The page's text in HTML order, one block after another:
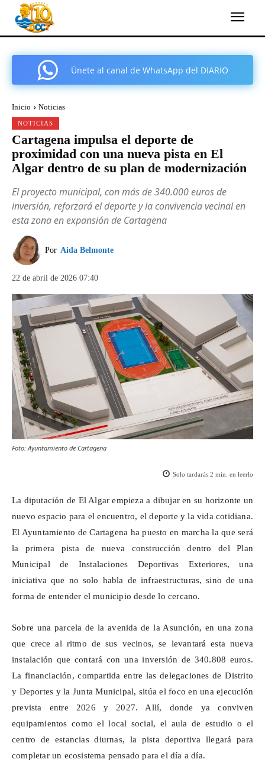
Únete al canal de WhatsApp del DIARIO
Inicio Noticias
NOTICIAS
Cartagena impulsa el deporte de
proximidad con una nueva pista en El
Algar dentro de su plan de modernización
El proyecto municipal, con más de 340.000 euros de
inversión, reforzará el deporte y la convivencia vecinal en
esta zona en expansión de Cartagena
Por Aida Belmonte
22 de abril de 2026 07:40
Foto: Ayuntamiento de Cartagena
Solo tardarás 2 min. en leerlo
La diputación de El Algar empieza a dibujar en su horizonte un
nuevo espacio para el encuentro, el deporte y la vida cotidiana.
El Ayuntamiento de Cartagena ha puesto en marcha la que será
la primera pista de nueva construcción dentro del Plan
Municipal de Instalaciones Deportivas Exteriores, una
iniciativa que no solo habla de infraestructuras, sino de una
forma de entender el municipio desde lo cercano.
Sobre una parcela de la avenida de la Asunción, en una zona
que crece al ritmo de sus vecinos, se levantará esta nueva
instalación que contará con una inversión de 340.808 euros.
La financiación, compartida entre las delegaciones de Distrito
y Deportes y la Junta Municipal, sitúa el foco en una ejecución
prevista entre 2026 y 2027. Allí, donde ya conviven
equipamientos como el local social, el aula de estudio o el
centro de estancias diurnas, la pista deportiva llegará para
completar un ecosistema pensado para el día a día.